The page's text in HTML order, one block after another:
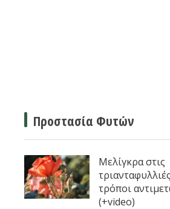
Προστασία Φυτών
Μελίγκρα στις
τρόποι
(+video)